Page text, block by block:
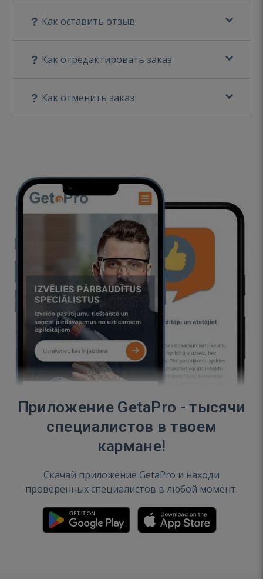
Как оставить отзыв
Как отредактировать заказ
Как отменить заказ
Приложение GetaPro - тысячи
специалистов в твоем
кармане!
Скачай приложение GetaPro и находи
проверенных специалистов в любой момент.